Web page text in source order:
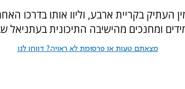
העתיק בקריית ארבע, וליוו אותו בדרכו
ומחנכים מהישיבה התיכונית
מצאתם טעות או פרסומת לא ראויה? דווחו לנו